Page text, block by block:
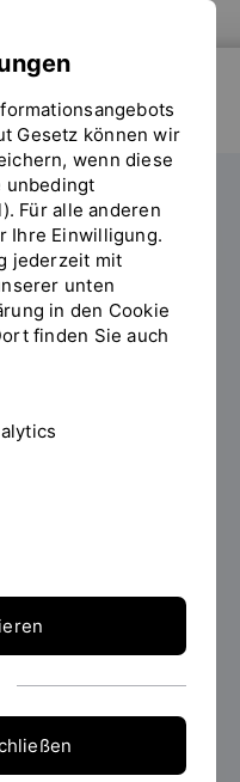
einem
Gesetz können wir
wenn diese
unbedingt
Für alle anderen
Ihre Einwilligung.
jederzeit mit
unten
in den Cookie
finden Sie auch